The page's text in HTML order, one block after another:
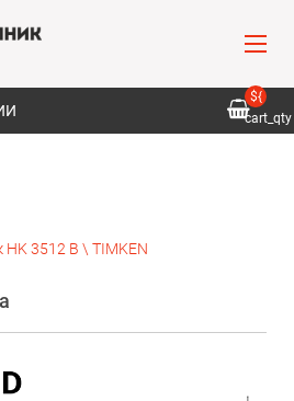
${
cart_qty
3512 B \ TIMKEN